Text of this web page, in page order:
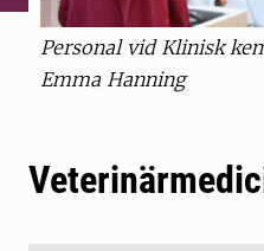
Personal vid Klinisk
Emma Hanning